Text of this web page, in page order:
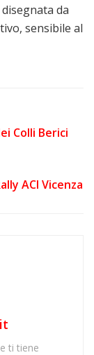
da
sensibile al
Colli Berici
ACI Vicenza
ti tiene